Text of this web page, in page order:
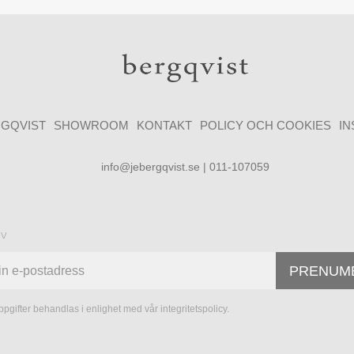
SHOWROOM KONTAKT POLICY OCH COOKIES
info@jebergqvist.se | 011-107059
behandlas i enlighet med vår integritetspolicy.